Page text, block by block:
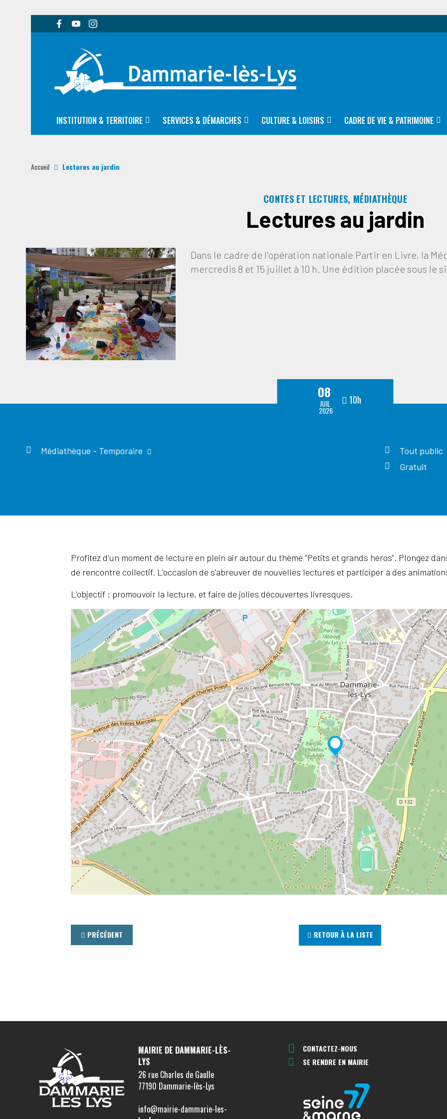
INSTITUTION & TERRITOIRE SERVICES & DÉMARCHES CULTURE & LOISIRS CADRE DE VIE & PATRIMOINE
Accueil Lectures au jardin
CONTES ET LECTURES, MÉDIATHÈQUE
Lectures au jardin
Dans le cadre de l'opération nationale Partir en Livre, la
mercredis 8 et 15 juillet à 10 h. Une édition placée sous le
08
JUIL
2026
10h
Médiathèque - Temporaire
Tout public
Gratuit
Profitez d'un moment de lecture en plein air autour du thème "Petits et grands héros". Plongez
de rencontre collectif. L'occasion de s'abreuver de nouvelles lectures et participer à des
L'objectif : promouvoir la lecture, et faire de jolies découvertes livresques.
PRÉCÉDENT RETOUR À LA LISTE
MAIRIE DE DAMMARIE-LÈS-
LYS
26 rue Charles de Gaulle
77190 Dammarie-lès-Lys
info@mairie-dammarie-les-
CONTACTEZ-NOUS
SE RENDRE EN MAIRIE